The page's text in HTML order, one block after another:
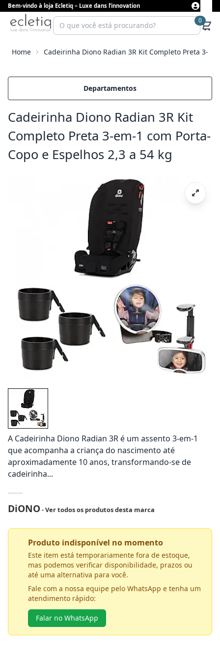
Bem-vindo à loja Ecletiq – Luxe dans l’innovation
0
Home Cadeirinha Diono Radian 3R Kit Completo Preta 3-
Departamentos
Cadeirinha Diono Radian 3R Kit
Completo Preta 3-em-1 com Porta-
Copo e Espelhos 2,3 a 54 kg
A Cadeirinha Diono Radian 3R é um assento 3-em-1
que acompanha a criança do nascimento até
aproximadamente 10 anos, transformando-se de
cadeirinha...
DiONO - Ver todos os produtos desta marca
Produto indisponível no momento
Este item está temporariamente fora de estoque,
mas podemos verificar disponibilidade, prazos ou
até uma alternativa para você.
Fale com a nossa equipe pelo WhatsApp e tenha um
atendimento rápido:
Falar no WhatsApp